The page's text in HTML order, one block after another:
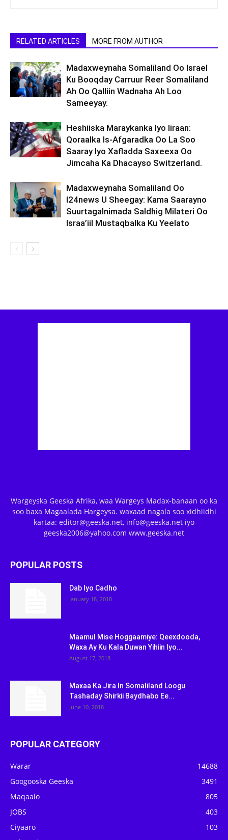
RELATED ARTICLES MORE FROM AUTHOR
Madaxweynaha Somaliland Oo Israel
Ku Booqday Carruur Reer Somaliland
Ah Oo Qalliin Wadnaha Ah Loo
Sameeyay.
Heshiiska Maraykanka Iyo Iiraan:
Qoraalka Is-Afgaradka Oo La Soo
Saaray Iyo Xafladda Saxeexa Oo
Jimcaha Ka Dhacayso Switzerland.
Madaxweynaha Somaliland Oo
I24news U Sheegay: Kama Saarayno
Suurtagalnimada Saldhig Milateri Oo
Israa’iil Mustaqbalka Ku Yeelato
Wargeyska Geeska Afrika, waa Wargeys Madax-banaan oo ka
soo baxa Magaalada Hargeysa. waxaad nagala soo xidhiidhi
kartaa: editor@geeska.net, info@geeska.net iyo
geeska2006@yahoo.com www.geeska.net
POPULAR POSTS
Dab Iyo Cadho
January 18, 2018
Maamul Mise Hoggaamiye: Qeexdooda,
Waxa Ay Ku Kala Duwan Yihiin Iyo...
August 17, 2018
Maxaa Ka Jira In Somaliland Loogu
Tashaday Shirkii Baydhabo Ee...
June 10, 2018
POPULAR CATEGORY
Warar
14688
Googooska Geeska
3491
Maqaalo
805
JOBS
403
Ciyaaro
103